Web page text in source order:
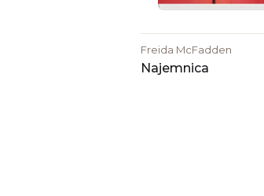
Freida McFadden
Najemnica